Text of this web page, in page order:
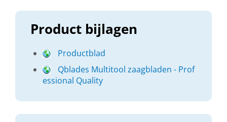
Product bijlagen
Productblad
Qblades Multitool zaagbladen - Prof
essional Quality